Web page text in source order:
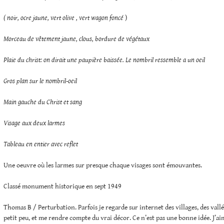
( noir, ocre jaune, vert olive , vert wagon foncé )
Morceau de vêtement jaune, clous, bordure de végétaux
Plaie du christ: on dirait une paupière baissée. Le nombril ressemble a un oeil
Gros plan sur le nombril-oeil
Main gauche du Christ et sang
Visage aux deux larmes
Tableau en entier avec reflet
Une oeuvre où les larmes sur presque chaque visages sont émouvantes.
Classé monument historique en sept 1949
Thomas B / Perturbation. Parfois je regarde sur internet des villages, des
petit peu, et me rendre compte du vrai décor. Ce n’est pas une bonne idée.